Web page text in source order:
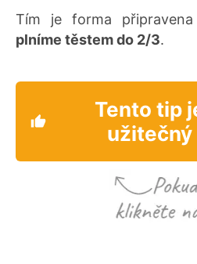
Tím je forma
plníme těstem do 2/3.
Tento tip
užitečný